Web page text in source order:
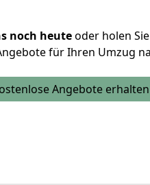
noch heuteoder holen
für Ihren Umzug
Angebote erhalten